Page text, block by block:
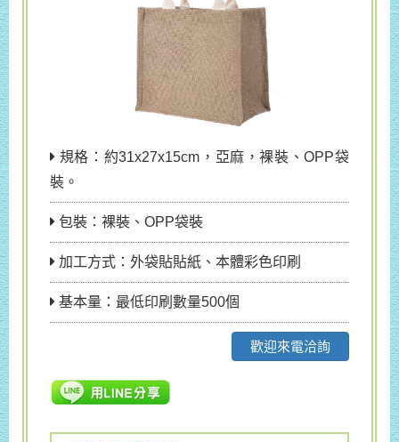
規格：約31x27x15cm，亞麻，裸裝、OPP袋
裝。
包裝：裸裝、OPP袋裝
加工方式：外袋貼貼紙、本體彩色印刷
基本量：最低印刷數量500個
歡迎來電洽詢